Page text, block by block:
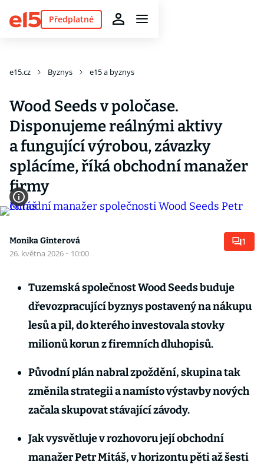
Předplatné
e15.cz Byznys e15 a byznys
Wood Seeds v poločase.
Disponujeme reálnými aktivy
a fungující výrobou, závazky
splácíme, říká obchodní manažer
firmy
Monika Ginterová
26. května 2026 · 10:00
1
Tuzemská společnost Wood Seeds buduje
dřevozpracující byznys postavený na nákupu
lesů a pil, do kterého investovala stovky
milionů korun z firemních dluhopisů.
Původní plán nabral zpoždění, skupina tak
změnila strategii a namísto výstavby nových
začala skupovat stávající závody.
Jak vysvětluje v rozhovoru její obchodní
manažer Petr Mitáš, v horizontu pěti až šesti